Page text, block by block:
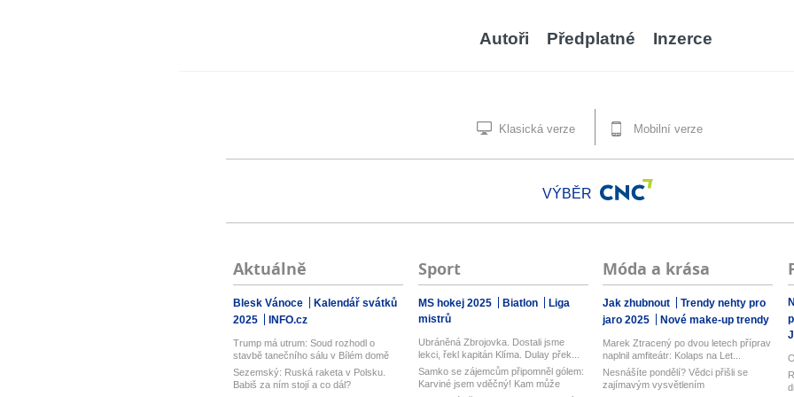
Autoři Předplatné Inzerce
Klasická verze Mobilní verze
VÝBĚR
Aktuálně
Blesk Vánoce
Kalendář svátků
2025
INFO.cz
Trump má utrum: Soud rozhodl o
stavbě tanečního sálu v Bílém domě
Sezemský: Ruská raketa v Polsku.
Babiš za ním stojí a co dál?
Sport
MS hokej 2025 Biatlon
Liga
mistrů
Ubráněná Zbrojovka. Dostali jsme
lekci, řekl kapitán Klíma. Dulay přek...
Samko se zájemcům připomněl gólem:
Karviné jsem vděčný! Kam může
Móda a krása
Jak zhubnout
Trendy nehty pro
jaro 2025
Nové make-up trendy
Marek Ztracený po dvou letech příprav
naplnil amfiteátr: Kolaps na Let...
Nesnášíte pondělí? Vědci přišli se
zajímavým vysvětlením